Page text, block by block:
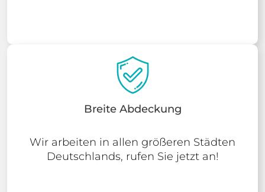
Breite Abdeckung
Wir arbeiten in allen größeren Städten
Deutschlands, rufen Sie jetzt an!